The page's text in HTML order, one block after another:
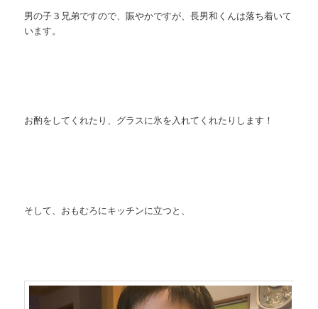
男の子３兄弟ですので、賑やかですが、長男和くんは落ち着いて
います。
お酌をしてくれたり、グラスに氷を入れてくれたりします！
そして、おもむろにキッチンに立つと、